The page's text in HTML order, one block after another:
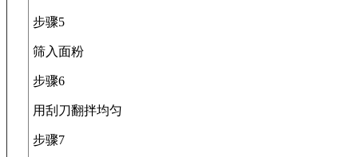
步骤5
筛入面粉
步骤6
用刮刀翻拌均匀
步骤7